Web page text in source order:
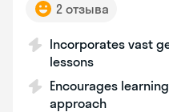
2 отзыва
Incorporates vast
lessons
Encourages
approach